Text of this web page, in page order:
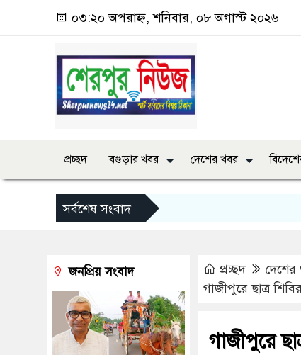
০৩:২০ অপরাহ্ন, শনিবার, ০৮ অগাস্ট ২০২৬
প্রচ্ছদ বগুড়ার খবর দেশের খবর
সর্বশেষ সংবাদ
প্রচ্ছদ
গাজীপুরে ছাত্র
গাজীপুরে
জনপ্রিয় সংবাদ